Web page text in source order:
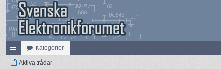
na
Kategorier
Aktiva trådar